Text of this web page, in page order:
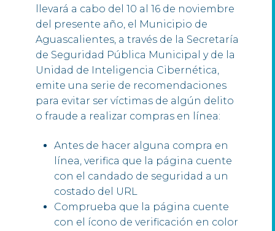
llevará a cabo del 10 al 16 de noviembre
del presente año, el Municipio de
Aguascalientes, a través de la Secretaría
de Seguridad Pública Municipal y de la
Unidad de Inteligencia Cibernética,
emite una serie de recomendaciones
para evitar ser víctimas de algún delito
o fraude a realizar compras en línea:
Antes de hacer alguna compra en
línea, verifica que la página cuente
con el candado de seguridad a un
costado del URL
Comprueba que la página cuente
con el ícono de verificación en color